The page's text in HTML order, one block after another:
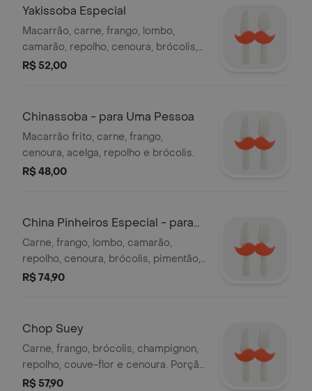
Yakissoba Especial
Macarrão, carne, frango, lombo,
camarão, repolho, cenoura, brócolis,
pimentão, champignon.
R$ 52,00
Chinassoba - para Uma Pessoa
Macarrão frito, carne, frango,
cenoura, acelga, repolho e brócolis.
R$ 48,00
China Pinheiros Especial - para
Uma Pessoa
Carne, frango, lombo, camarão,
repolho, cenoura, brócolis, pimentão,
champignon.
R$ 74,90
Chop Suey
Carne, frango, brócolis, champignon,
repolho, couve-flor e cenoura. Porção
Office: Meio arroz chinês e meio
R$ 57,90